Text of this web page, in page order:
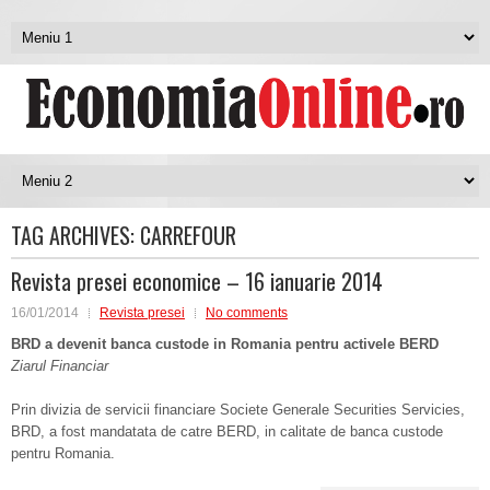
TAG ARCHIVES: CARREFOUR
Revista presei economice – 16 ianuarie 2014
16/01/2014 Revista presei No comments
BRD a devenit banca custode in Romania pentru activele BERD
Ziarul Financiar
Prin divizia de servicii financiare Societe Generale Securities Servicies,
BRD, a fost mandatata de catre BERD, in calitate de banca custode
pentru Romania.